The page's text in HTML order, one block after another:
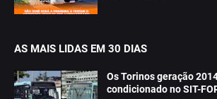
AS MAIS LIDAS EM 30 DIAS
Os Torinos geração
condicionado no SIT-